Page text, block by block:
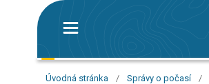
Úvodná stránka / Správy o počasí /